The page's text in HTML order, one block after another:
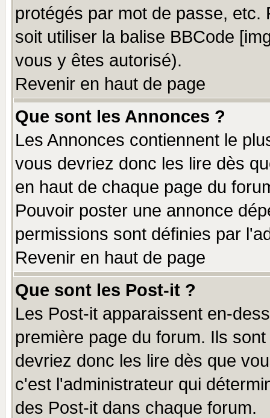
protégés par mot de passe,
soit utiliser la balise BBCode
vous y êtes autorisé).
Revenir en haut de page
Que sont les Annonces ?
Les Annonces contiennent le
vous devriez donc les lire dès
en haut de chaque page du
Pouvoir poster une annonce
permissions sont définies par
Revenir en haut de page
Que sont les Post-it ?
Les Post-it apparaissent en-
première page du forum. Ils
devriez donc les lire dès que
c'est l'administrateur qui
des Post-it dans chaque forum.